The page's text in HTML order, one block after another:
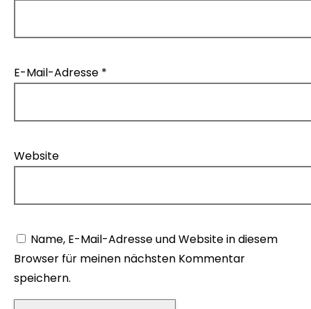
E-Mail-Adresse *
Website
Name, E-Mail-Adresse und Website in diesem
Browser für meinen nächsten Kommentar
speichern.